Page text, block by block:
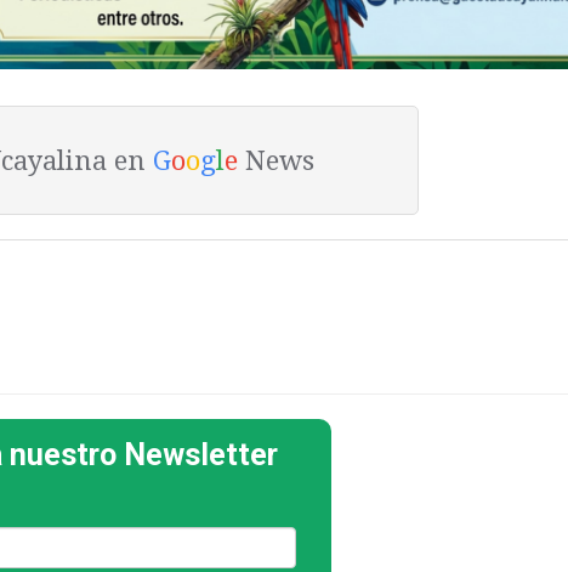
en GoogleNews
nuestro Newsletter